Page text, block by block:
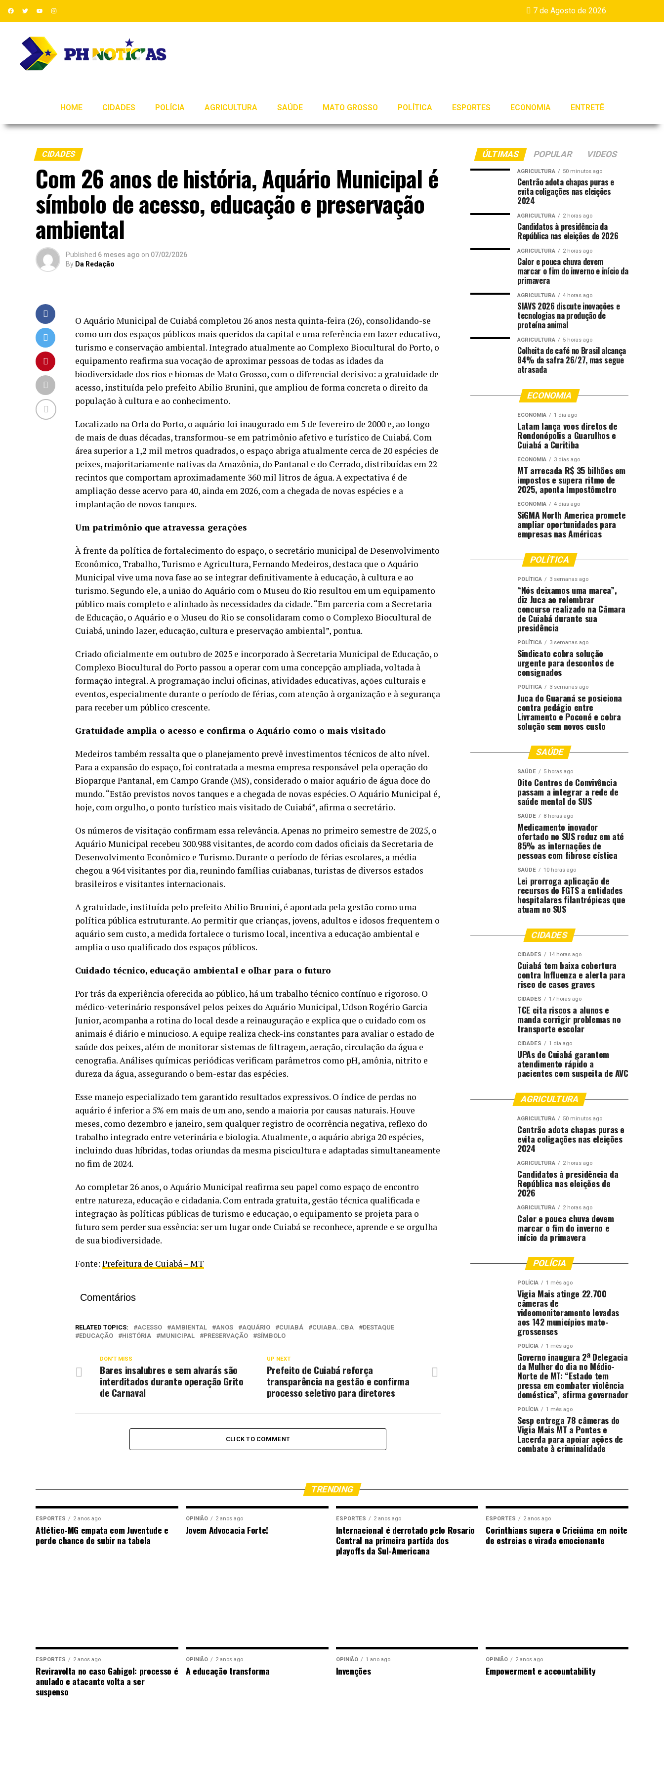
7 de Agosto de 2026
HOME CIDADES POLÍCIA AGRICULTURA SAÚDE MATO GROSSO POLÍTICA ESPORTES ECONOMIA ENTRETÊ
CIDADES
Com 26 anos de história, Aquário Municipal é
símbolo de acesso, educação e preservação
ambiental
Published 6 meses ago on 07/02/2026
By Da Redação
O Aquário Municipal de Cuiabá completou 26 anos nesta quinta-feira (26), consolidando-se
como um dos espaços públicos mais queridos da capital e uma referência em lazer educativo,
turismo e conservação ambiental. Integrado atualmente ao Complexo Biocultural do Porto, o
equipamento reafirma sua vocação de aproximar pessoas de todas as idades da
biodiversidade dos rios e biomas de Mato Grosso, com o diferencial decisivo: a gratuidade de
acesso, instituída pelo prefeito Abilio Brunini, que ampliou de forma concreta o direito da
população à cultura e ao conhecimento.
Localizado na Orla do Porto, o aquário foi inaugurado em 5 de fevereiro de 2000 e, ao longo
de mais de duas décadas, transformou-se em patrimônio afetivo e turístico de Cuiabá. Com
área superior a 1,2 mil metros quadrados, o espaço abriga atualmente cerca de 20 espécies de
peixes, majoritariamente nativas da Amazônia, do Pantanal e do Cerrado, distribuídas em 22
recintos que comportam aproximadamente 360 mil litros de água. A expectativa é de
ampliação desse acervo para 40, ainda em 2026, com a chegada de novas espécies e a
implantação de novos tanques.
Um patrimônio que atravessa gerações
À frente da política de fortalecimento do espaço, o secretário municipal de Desenvolvimento
Econômico, Trabalho, Turismo e Agricultura, Fernando Medeiros, destaca que o Aquário
Municipal vive uma nova fase ao se integrar definitivamente à educação, à cultura e ao
turismo. Segundo ele, a união do Aquário com o Museu do Rio resultou em um equipamento
público mais completo e alinhado às necessidades da cidade. “Em parceria com a Secretaria
de Educação, o Aquário e o Museu do Rio se consolidaram como o Complexo Biocultural de
Cuiabá, unindo lazer, educação, cultura e preservação ambiental”, pontua.
Criado oficialmente em outubro de 2025 e incorporado à Secretaria Municipal de Educação, o
Complexo Biocultural do Porto passou a operar com uma concepção ampliada, voltada à
formação integral. A programação inclui oficinas, atividades educativas, ações culturais e
eventos, especialmente durante o período de férias, com atenção à organização e à segurança
para receber um público crescente.
Gratuidade amplia o acesso e confirma o Aquário como o mais visitado
Medeiros também ressalta que o planejamento prevê investimentos técnicos de alto nível.
Para a expansão do espaço, foi contratada a mesma empresa responsável pela operação do
Bioparque Pantanal, em Campo Grande (MS), considerado o maior aquário de água doce do
mundo. “Estão previstos novos tanques e a chegada de novas espécies. O Aquário Municipal é,
hoje, com orgulho, o ponto turístico mais visitado de Cuiabá”, afirma o secretário.
Os números de visitação confirmam essa relevância. Apenas no primeiro semestre de 2025, o
Aquário Municipal recebeu 300.988 visitantes, de acordo com dados oficiais da Secretaria de
Desenvolvimento Econômico e Turismo. Durante o período de férias escolares, a média
chegou a 964 visitantes por dia, reunindo famílias cuiabanas, turistas de diversos estados
brasileiros e visitantes internacionais.
A gratuidade, instituída pelo prefeito Abilio Brunini, é apontada pela gestão como uma
política pública estruturante. Ao permitir que crianças, jovens, adultos e idosos frequentem o
aquário sem custo, a medida fortalece o turismo local, incentiva a educação ambiental e
amplia o uso qualificado dos espaços públicos.
Cuidado técnico, educação ambiental e olhar para o futuro
Por trás da experiência oferecida ao público, há um trabalho técnico contínuo e rigoroso. O
médico-veterinário responsável pelos peixes do Aquário Municipal, Udson Rogério Garcia
Junior, acompanha a rotina do local desde a reinauguração e explica que o cuidado com os
animais é diário e minucioso. A equipe realiza check-ins constantes para avaliar o estado de
saúde dos peixes, além de monitorar sistemas de filtragem, aeração, circulação da água e
cenografia. Análises químicas periódicas verificam parâmetros como pH, amônia, nitrito e
dureza da água, assegurando o bem-estar das espécies.
Esse manejo especializado tem garantido resultados expressivos. O índice de perdas no
aquário é inferior a 5% em mais de um ano, sendo a maioria por causas naturais. Houve
meses, como dezembro e janeiro, sem qualquer registro de ocorrência negativa, reflexo do
trabalho integrado entre veterinária e biologia. Atualmente, o aquário abriga 20 espécies,
incluindo duas híbridas, todas oriundas da mesma piscicultura e adaptadas simultaneamente
no fim de 2024.
Ao completar 26 anos, o Aquário Municipal reafirma seu papel como espaço de encontro
entre natureza, educação e cidadania. Com entrada gratuita, gestão técnica qualificada e
integração às políticas públicas de turismo e educação, o equipamento se projeta para o
futuro sem perder sua essência: ser um lugar onde Cuiabá se reconhece, aprende e se orgulha
de sua biodiversidade.
Fonte: Prefeitura de Cuiabá – MT
Comentários
RELATED TOPICS: ACESSO AMBIENTAL ANOS AQUÁRIO CUIABÁ CUIABA..CBA
DESTAQUE
EDUCAÇÃO
HISTÓRIA MUNICIPAL PRESERVAÇÃO SÍMBOLO
UP NEXT
Prefeito de Cuiabá reforça
transparência na gestão e confirma
processo seletivo para diretores
DON'T MISS
Bares insalubres e sem alvarás são
interditados durante operação Grito
de Carnaval
CLICK TO COMMENT
ÚLTIMAS POPULAR VIDEOS
AGRICULTURA 50 minutos ago
Centrão adota chapas puras e
evita coligações nas eleições
2024
AGRICULTURA 2 horas ago
Candidatos à presidência da
República nas eleições de 2026
AGRICULTURA 2 horas ago
Calor e pouca chuva devem
marcar o fim do inverno e início da
primavera
AGRICULTURA 4 horas ago
SIAVS 2026 discute inovações e
tecnologias na produção de
proteína animal
AGRICULTURA 5 horas ago
Colheita de café no Brasil alcança
84% da safra 26/27, mas segue
atrasada
ECONOMIA
ECONOMIA 1 dia ago
Latam lança voos diretos de
Rondonópolis a Guarulhos e
Cuiabá a Curitiba
ECONOMIA 3 dias ago
MT arrecada R$ 35 bilhões em
impostos e supera ritmo de
2025, aponta Impostômetro
ECONOMIA 4 dias ago
SiGMA North America promete
ampliar oportunidades para
empresas nas Américas
POLÍTICA
POLÍTICA 3 semanas ago
“Nós deixamos uma marca”,
diz Juca ao relembrar
concurso realizado na Câmara
de Cuiabá durante sua
presidência
POLÍTICA 3 semanas ago
Sindicato cobra solução
urgente para descontos de
consignados
POLÍTICA 3 semanas ago
Juca do Guaraná se posiciona
contra pedágio entre
Livramento e Poconé e cobra
solução sem novos custo
SAÚDE
SAÚDE 5 horas ago
Oito Centros de Convivência
passam a integrar a rede de
saúde mental do SUS
SAÚDE 8 horas ago
Medicamento inovador
ofertado no SUS reduz em até
85% as internações de
pessoas com fibrose cística
SAÚDE 10 horas ago
Lei prorroga aplicação de
recursos do FGTS a entidades
hospitalares filantrópicas que
atuam no SUS
CIDADES
CIDADES 14 horas ago
Cuiabá tem baixa cobertura
contra Influenza e alerta para
risco de casos graves
CIDADES 17 horas ago
TCE cita riscos a alunos e
manda corrigir problemas no
transporte escolar
CIDADES 1 dia ago
UPAs de Cuiabá garantem
atendimento rápido a
pacientes com suspeita de AVC
AGRICULTURA
AGRICULTURA 50 minutos ago
Centrão adota chapas puras e
evita coligações nas eleições
2024
AGRICULTURA 2 horas ago
Candidatos à presidência da
República nas eleições de
2026
AGRICULTURA 2 horas ago
Calor e pouca chuva devem
marcar o fim do inverno e
início da primavera
POLÍCIA
POLÍCIA 1 mês ago
Vigia Mais atinge 22.700
câmeras de
videomonitoramento levadas
aos 142 municípios mato-
grossenses
POLÍCIA 1 mês ago
Governo inaugura 2ª Delegacia
da Mulher do dia no Médio-
Norte de MT: “Estado tem
pressa em combater violência
doméstica”, afirma governador
POLÍCIA 1 mês ago
Sesp entrega 78 câmeras do
Vigia Mais MT a Pontes e
Lacerda para apoiar ações de
combate à criminalidade
TRENDING
ESPORTES 2 anos ago
Atlético-MG empata com Juventude e
perde chance de subir na tabela
OPINIÃO 2 anos ago
Jovem Advocacia Forte!
ESPORTES 2 anos ago
Internacional é derrotado pelo Rosario
Central na primeira partida dos
playoffs da Sul-Americana
ESPORTES 2 anos ago
Corinthians supera o Criciúma em noite
de estreias e virada emocionante
ESPORTES 2 anos ago
Reviravolta no caso Gabigol: processo é
anulado e atacante volta a ser
suspenso
OPINIÃO 2 anos ago
A educação transforma
OPINIÃO 1 ano ago
Invenções
OPINIÃO 2 anos ago
Empowerment e accountability